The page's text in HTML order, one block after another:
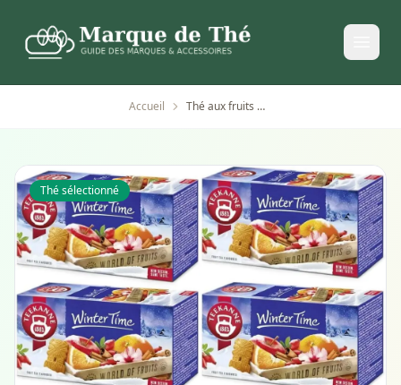
Accueil Thé aux fruits Winter Time pomme cannelle biscuit Teekanne
Thé sélectionné